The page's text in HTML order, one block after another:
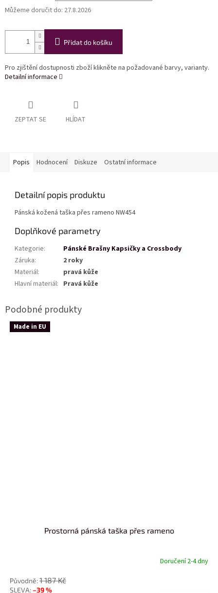
Můžeme doručit do: 27.8.2026
Přidat do košíku
Pro zjištění dostupnosti zboží klikněte na požadované barvy, varianty.
Detailní informace
ZEPTAT SE HLÍDAT
Popis Hodnocení Diskuze Ostatní informace
Detailní popis produktu
Pánská kožená taška přes rameno NW454
Doplňkové parametry
Kategorie:
Pánské Brašny Kapsičky a Crossbody
Záruka:
2 roky
Materiál:
pravá kůže
Hlavní materiál: Pravá kůže
Made in EU
Prostorná pánská taška přes rameno
Doručení 2-4 dny
1 187 Kč
–39 %